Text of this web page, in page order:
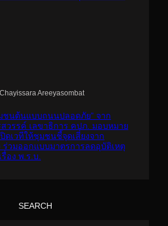
Chayissara Areeyasombat
ชนต้นแบบถนนปลอดภัย” จาก
วรรค์ เลขาธิการ คปภ. มอบหมาย
ดเวทีให้ชุมชนชี้จุดเสี่ยงจาก
วมออกแบบมาตรการลดอุบัติเหตุ
อง พ.ร.บ.
SEARCH